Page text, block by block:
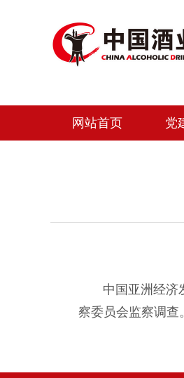
网站首页 党
中国亚洲经济发
察委员会监察调查。